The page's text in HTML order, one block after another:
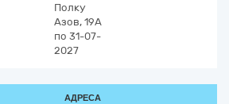
Полку
Азов, 19А
по 31-07-
2027
АДРЕСА